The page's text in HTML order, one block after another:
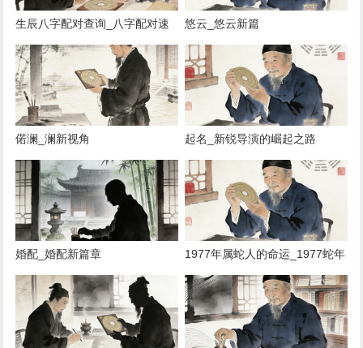
生辰八字配对查询_八字配对速
查
悠云_悠云新篇
偌澜_澜新视角 起名_新锐导演的崛起之路
婚配_婚配新篇章
1977年属蛇人的命运_1977蛇年
运势揭秘